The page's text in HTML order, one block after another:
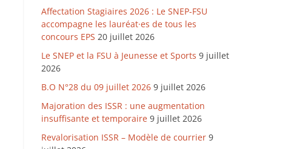
Affectation Stagiaires 2026 : Le SNEP-FSU
accompagne les lauréat·es de tous les
concours EPS 20 juillet 2026
Le SNEP et la FSU à Jeunesse et Sports 9 juillet
2026
B.O N°28 du 09 juillet 2026 9 juillet 2026
Majoration des ISSR : une augmentation
insuffisante et temporaire 9 juillet 2026
Revalorisation ISSR – Modèle de courrier 9